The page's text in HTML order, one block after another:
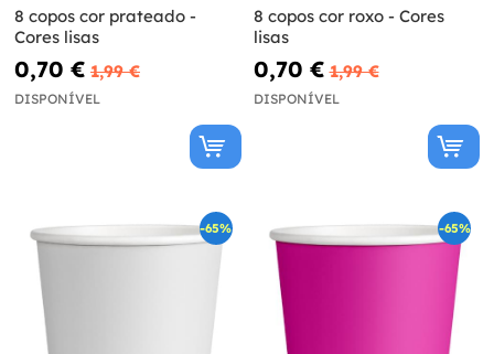
8 copos cor prateado -
Cores lisas
0,70 € 1,99 €
DISPONÍVEL
8 copos cor roxo - Cores
lisas
0,70 € 1,99 €
DISPONÍVEL
-65% -65%